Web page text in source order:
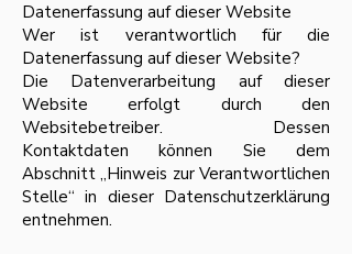
Datenerfassung auf dieser Website
Wer ist verantwortlich für die
Datenerfassung auf dieser Website?
Die Datenverarbeitung auf dieser
Website erfolgt durch den
Websitebetreiber. Dessen
Kontaktdaten können Sie dem
Abschnitt „Hinweis zur Verantwortlichen
Stelle“ in dieser Datenschutzerklärung
entnehmen.